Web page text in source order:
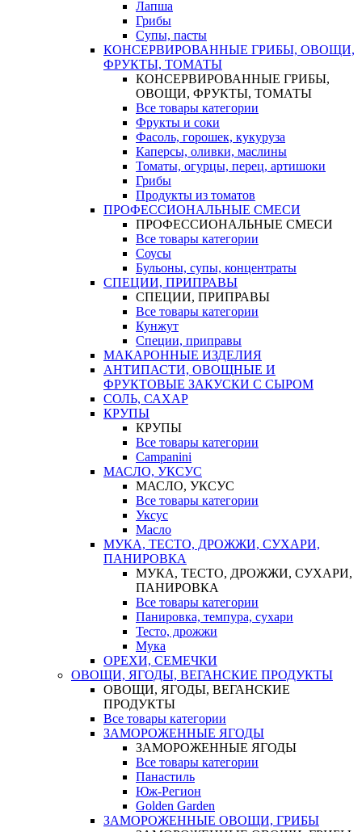
Лапша
Грибы
Супы, пасты
КОНСЕРВИРОВАННЫЕ ГРИБЫ, ОВОЩИ,
ФРУКТЫ, ТОМАТЫ
КОНСЕРВИРОВАННЫЕ ГРИБЫ,
ОВОЩИ, ФРУКТЫ, ТОМАТЫ
Все товары категории
Фрукты и соки
Фасоль, горошек, кукуруза
Каперсы, оливки, маслины
Томаты, огурцы, перец, артишоки
Грибы
Продукты из томатов
ПРОФЕССИОНАЛЬНЫЕ СМЕСИ
ПРОФЕССИОНАЛЬНЫЕ СМЕСИ
Все товары категории
Соусы
Бульоны, супы, концентраты
СПЕЦИИ, ПРИПРАВЫ
СПЕЦИИ, ПРИПРАВЫ
Все товары категории
Кунжут
Специи, приправы
МАКАРОННЫЕ ИЗДЕЛИЯ
АНТИПАСТИ, ОВОЩНЫЕ И
ФРУКТОВЫЕ ЗАКУСКИ С СЫРОМ
СОЛЬ, САХАР
КРУПЫ
КРУПЫ
Все товары категории
Campanini
МАСЛО, УКСУС
МАСЛО, УКСУС
Все товары категории
Уксус
Масло
МУКА, ТЕСТО, ДРОЖЖИ, СУХАРИ,
ПАНИРОВКА
МУКА, ТЕСТО, ДРОЖЖИ, СУХАРИ,
ПАНИРОВКА
Все товары категории
Панировка, темпура, сухари
Тесто, дрожжи
Мука
ОРЕХИ, СЕМЕЧКИ
ОВОЩИ, ЯГОДЫ, ВЕГАНСКИЕ ПРОДУКТЫ
ОВОЩИ, ЯГОДЫ, ВЕГАНСКИЕ
ПРОДУКТЫ
Все товары категории
ЗАМОРОЖЕННЫЕ ЯГОДЫ
ЗАМОРОЖЕННЫЕ ЯГОДЫ
Все товары категории
Панастиль
Юж-Регион
Golden Garden
ЗАМОРОЖЕННЫЕ ОВОЩИ, ГРИБЫ